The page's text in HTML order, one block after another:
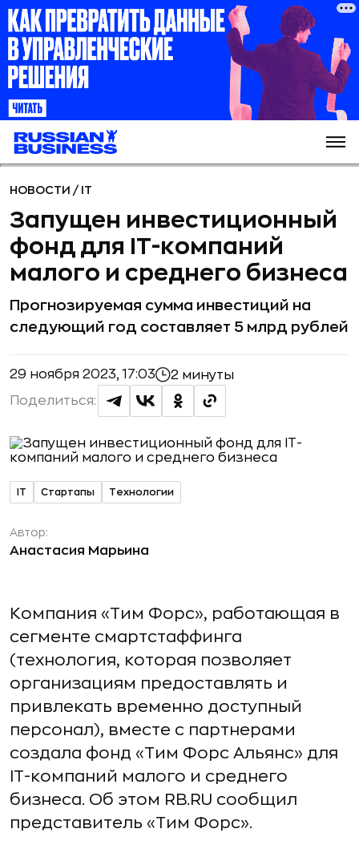
НОВОСТИ / IT
Запущен инвестиционный
фонд для IT-компаний
малого и среднего бизнеса
Прогнозируемая сумма инвестиций на
следующий год составляет 5 млрд рублей
29 ноября 2023, 17:03 2 минуты
Поделиться:
IT Стартапы Технологии
Автор:
Анастасия Марьина
Компания «Тим Форс», работающая в
сегменте смартстаффинга
(технология, которая позволяет
организациям предоставлять и
привлекать временно доступный
персонал), вместе с партнерами
создала фонд «Тим Форс Альянс» для
IT-компаний малого и среднего
бизнеса. Об этом RB.RU сообщил
представитель «Тим Форс».